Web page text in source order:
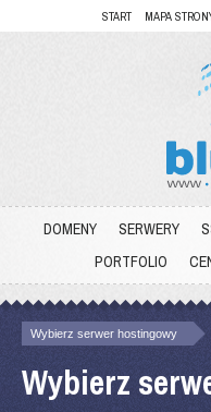
START MAPA
DOMENY SERWERY
PORTFOLIO
Wybierz serwer hostingowy
Wybierz